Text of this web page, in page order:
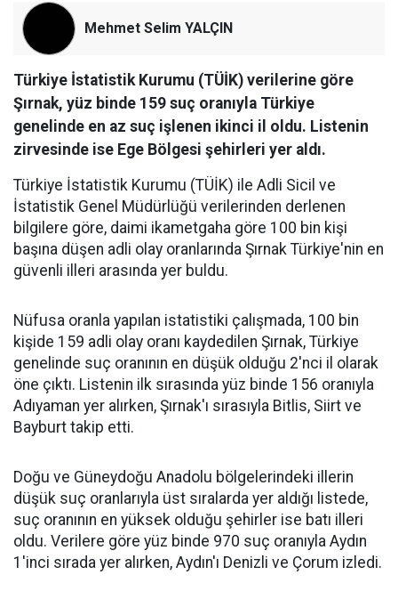
Mehmet Selim YALÇIN
Türkiye İstatistik Kurumu (TÜİK) verilerine göre
Şırnak, yüz binde 159 suç oranıyla Türkiye
genelinde en az suç işlenen ikinci il oldu. Listenin
zirvesinde ise Ege Bölgesi şehirleri yer aldı.
Türkiye İstatistik Kurumu (TÜİK) ile Adli Sicil ve
İstatistik Genel Müdürlüğü verilerinden derlenen
bilgilere göre, daimi ikametgaha göre 100 bin kişi
başına düşen adli olay oranlarında Şırnak Türkiye'nin en
güvenli illeri arasında yer buldu.
​Nüfusa oranla yapılan istatistiki çalışmada, 100 bin
kişide 159 adli olay oranı kaydedilen Şırnak, Türkiye
genelinde suç oranının en düşük olduğu 2'nci il olarak
öne çıktı. Listenin ilk sırasında yüz binde 156 oranıyla
Adıyaman yer alırken, Şırnak'ı sırasıyla Bitlis, Siirt ve
Bayburt takip etti.
​Doğu ve Güneydoğu Anadolu bölgelerindeki illerin
düşük suç oranlarıyla üst sıralarda yer aldığı listede,
suç oranının en yüksek olduğu şehirler ise batı illeri
oldu. Verilere göre yüz binde 970 suç oranıyla Aydın
1'inci sırada yer alırken, Aydın'ı Denizli ve Çorum izledi.